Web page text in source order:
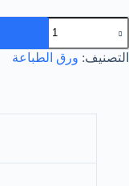
كمية
فنيل
حراري
التصنيف: ورق الطباعة